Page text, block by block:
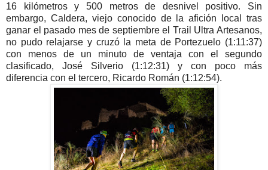
16 kilómetros y 500 metros de desnivel positivo. Sin
embargo, Caldera, viejo conocido de la afición local tras
ganar el pasado mes de septiembre el Trail Ultra Artesanos,
no pudo relajarse y cruzó la meta de Portezuelo (1:11:37)
con menos de un minuto de ventaja con el segundo
clasificado, José Silverio (1:12:31) y con poco más
diferencia con el tercero, Ricardo Román (1:12:54).